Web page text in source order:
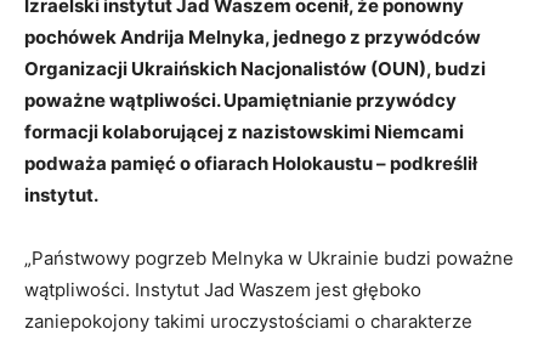
Izraelski instytut Jad Waszem ocenił, że ponowny
pochówek Andrija Melnyka, jednego z przywódców
Organizacji Ukraińskich Nacjonalistów (OUN), budzi
poważne wątpliwości. Upamiętnianie przywódcy
formacji kolaborującej z nazistowskimi Niemcami
podważa pamięć o ofiarach Holokaustu – podkreślił
instytut.
„Państwowy pogrzeb Melnyka w Ukrainie budzi poważne
wątpliwości. Instytut Jad Waszem jest głęboko
zaniepokojony takimi uroczystościami o charakterze